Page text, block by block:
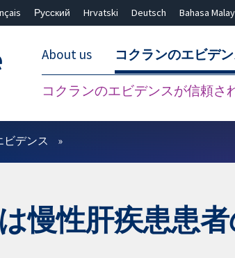
Русский Hrvatski Deutsch Bahasa
About us コクランのエビデ
コクランのエビデンスが信頼さ
ビデンス
慢性肝疾患患